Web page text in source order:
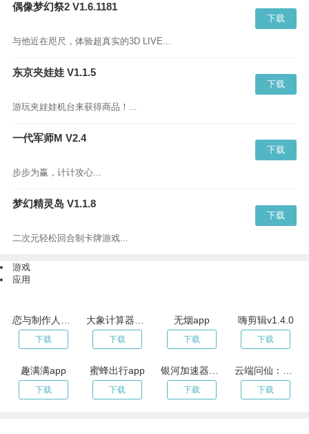
偶像梦幻祭2 V1.6.1181
与他近在咫尺，体验超真实的3D LIVE...
下载
东京夹娃娃 V1.1.5
游玩夹娃娃机台来获得商品！...
下载
一代军师M V2.4
步步为赢，计计攻心...
下载
梦幻精灵岛 V1.1.8
二次元轻松回合制卡牌游戏...
下载
游戏
应用
下载 下载
无烟app
下载
嗨剪辑v1.4.0
下载
趣满满app
下载
蜜蜂出行app
下载 下载 下载